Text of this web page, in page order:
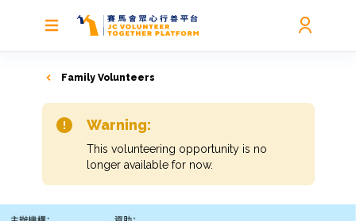
Family Volunteers
Warning:
This volunteering opportunity is no
longer available for now.